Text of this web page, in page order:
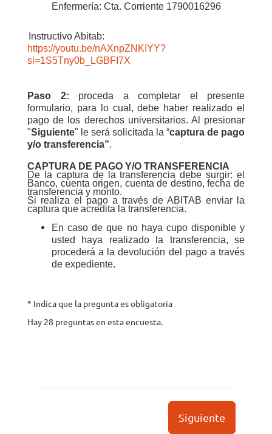
Enfermería: Cta. Corriente 1790016296
Instructivo Abitab:
https://youtu.be/nAXnpZNKIYY?
si=1S5Tny0b_LGBFI7X
Paso 2: proceda a completar el presente
formulario, para lo cual, debe haber realizado el
pago de los derechos universitarios. Al presionar
"Siguiente" le será solicitada la “captura de pago
y/o transferencia”.
CAPTURA DE PAGO Y/O TRANSFERENCIA
De la captura de la transferencia debe surgir: el
Banco, cuenta origen, cuenta de destino, fecha de
transferencia y monto.
Si realiza el pago a través de ABITAB enviar la
captura que acredita la transferencia.
En caso de que no haya cupo disponible y
usted haya realizado la transferencia, se
procederá a la devolución del pago a través
de expediente.
* Indica que la pregunta es obligatoria
Hay 28 preguntas en esta encuesta.
Siguiente